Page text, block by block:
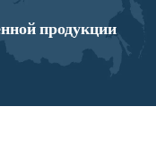
продукции